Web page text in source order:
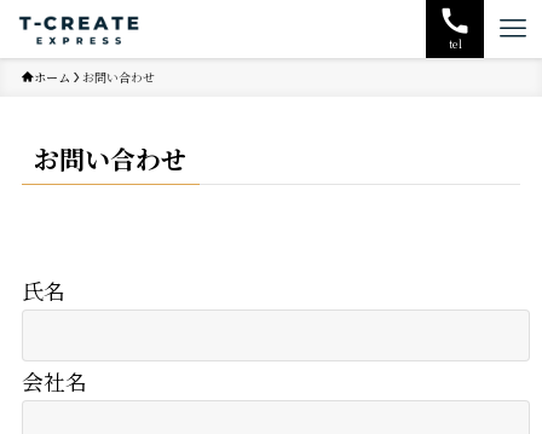
tel
ホーム お問い合わせ
お問い合わせ
氏名
会社名